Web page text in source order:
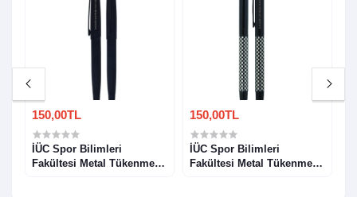
150,00TL
İÜC Spor Bilimleri
Fakültesi Metal Tükenmez
150,00TL
İÜC Spor Bilimleri
Fakültesi Metal Tükenmez